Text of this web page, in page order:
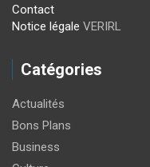
Contact
Notice légale VERIRL
Catégories
Actualités
Bons Plans
Business